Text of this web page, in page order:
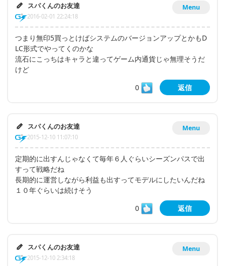
Menu
スパくんのお友達
2016-02-01 22:24:18
つまり無印5買っとけばシステムのバージョンアップとかもD
LC形式でやってくのかな
流石にこっちはキャラと違ってゲーム内通貨じゃ無理そうだ
けど
0
返信
Menu
スパくんのお友達
2015-12-10 11:07:10
定期的に出すんじゃなくて毎年６人ぐらいシーズンパスで出
すって戦略だね
長期的に運営しながら利益も出すってモデルにしたいんだね
１０年ぐらいは続けそう
0
返信
Menu
スパくんのお友達
2015-12-10 2:34:18